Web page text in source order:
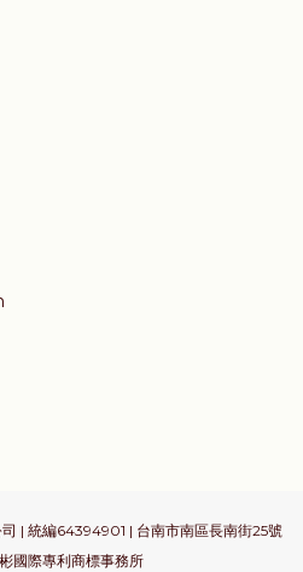
| 統編64394901 | 台南市南區長南街25號
國際專利商標事務所